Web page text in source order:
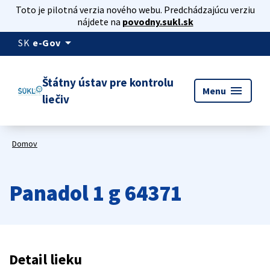
Toto je pilotná verzia nového webu. Predchádzajúcu verziu
nájdete na povodny.sukl.sk
SK e-Gov arrow_drop_down
Štátny ústav pre kontrolu
liečiv
Menu menu
Domov
Panadol 1 g 64371
Detail lieku